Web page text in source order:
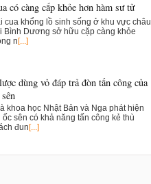
có càng cắp khỏe hơn hàm sư tử
cua khổng lồ sinh sống ở khu vực châu
Bình Dương sở hữu cặp càng khỏe
n [...]
dùng vỏ đáp trả đòn tấn công của
khoa học Nhật Bản và Nga phát hiện
ốc sên có khả năng tấn công kẻ thù
đun [...]